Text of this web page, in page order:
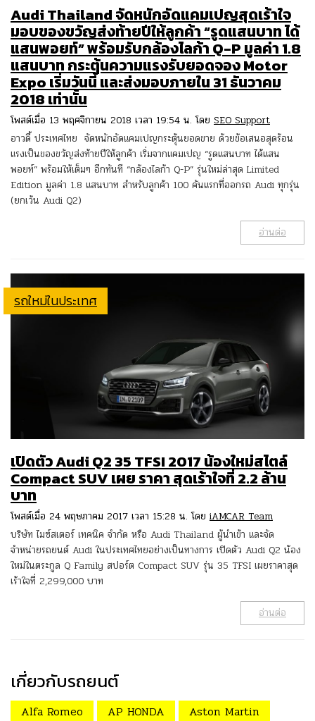
Audi Thailand จัดหนักอัดแคมเปญสุดเร้าใจ
มอบของขวัญส่งท้ายปีให้ลูกค้า “รูดแสนบาท ได้
แสนพอยท์” พร้อมรับกล้องไลก้า Q-P มูลค่า 1.8
แสนบาท กระตุ้นความแรงรับยอดจอง Motor
Expo เริ่มวันนี้ และส่งมอบภายใน 31 ธันวาคม
2018 เท่านั้น
โพสต์เมื่อ 13 พฤศจิกายน 2018 เวลา 19:54 น. โดย SEO Support
อาวดี้ ประเทศไทย จัดหนักอัดแคมเปญกระตุ้นยอดขาย ด้วยข้อเสนอสุดร้อน
แรงเป็นของขวัญส่งท้ายปีให้ลูกค้า เริ่มจากแคมเปญ “รูดแสนบาท ได้แสน
พอยท์” พร้อมให้เต็มๆ อีกทันที “กล้องไลก้า Q-P” รุ่นใหม่ล่าสุด Limited
Edition มูลค่า 1.8 แสนบาท สำหรับลูกค้า 100 คันแรกที่ออกรถ Audi ทุกรุ่น
(ยกเว้น Audi Q2)
อ่านต่อ
รถใหม่ในประเทศ
เปิดตัว Audi Q2 35 TFSI 2017 น้องใหม่สไตล์
Compact SUV เผย ราคา สุดเร้าใจที่ 2.2 ล้าน
บาท
โพสต์เมื่อ 24 พฤษภาคม 2017 เวลา 15:28 น. โดย iAMCAR Team
บริษัท ไมซ์สเตอร์ เทคนิค จำกัด หรือ Audi Thailand ผู้นำเข้า และจัด
จำหน่ายรถยนต์ Audi ในประเทศไทยอย่างเป็นทางการ เปิดตัว Audi Q2 น้อง
ใหม่ในตระกูล Q Family สปอร์ต Compact SUV รุ่น 35 TFSI เผยราคาสุด
เร้าใจที่ 2,299,000 บาท
อ่านต่อ
เกี่ยวกับรถยนต์
Alfa Romeo AP HONDA
Aston Martin